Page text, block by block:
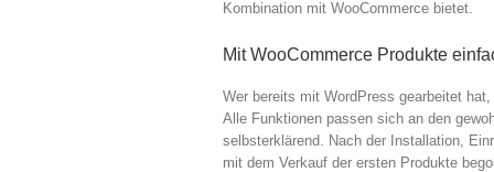
Kombination mit WooCommerce bietet.
Mit WooCommerce Produkte
Wer bereits mit WordPress gearbeitet
Alle Funktionen passen sich an den
selbsterklärend. Nach der Installation,
mit dem Verkauf der ersten Produkte